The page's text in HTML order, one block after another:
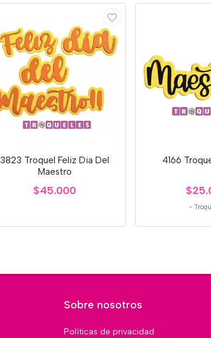
3823 Troquel Feliz Dia Del
Maestro
$45.000
4166
-
Sobre nosotros
Políticas de privacidad